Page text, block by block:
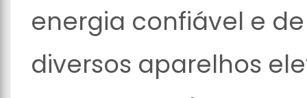
energia confiável e
diversos aparelhos